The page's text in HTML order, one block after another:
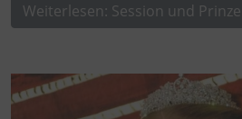
Weiterlesen: Session und